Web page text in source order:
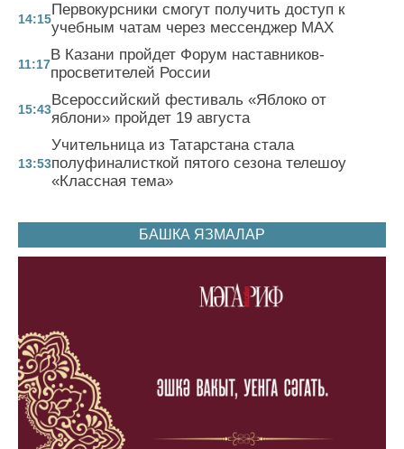
14:15
Первокурсники смогут получить доступ к
учебным чатам через мессенджер MAX
11:17
В Казани пройдет Форум наставников-
просветителей России
15:43
Всероссийский фестиваль «Яблоко от
яблони» пройдет 19 августа
13:53
Учительница из Татарстана стала
полуфиналисткой пятого сезона телешоу
«Классная тема»
БАШКА ЯЗМАЛАР